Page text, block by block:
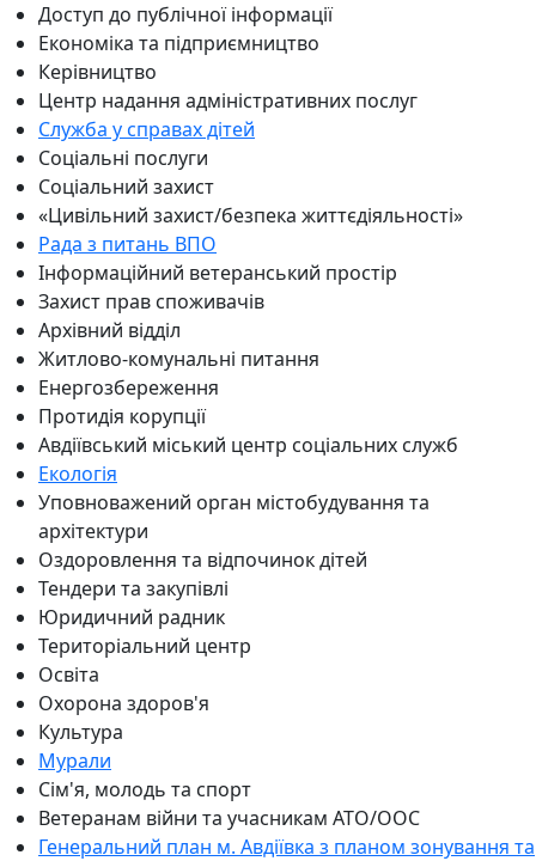
Доступ до публічної інформації
Економіка та підприємництво
Керівництво
Центр надання адміністративних послуг
Служба у справах дітей
Соціальні послуги
Соціальний захист
«Цивільний захист/безпека життєдіяльності»
Рада з питань ВПО
Інформаційний ветеранський простір
Захист прав споживачів
Архівний відділ
Житлово-комунальні питання
Енергозбереження
Протидія корупції
Авдіївський міський центр соціальних служб
Екологія
Уповноважений орган містобудування та
архітектури
Оздоровлення та відпочинок дітей
Тендери та закупівлі
Юридичний радник
Територіальний центр
Освіта
Охорона здоров'я
Культура
Мурали
Сім'я, молодь та спорт
Ветеранам війни та учасникам АТО/ООС
Генеральний план м. Авдіївка з планом зонування та